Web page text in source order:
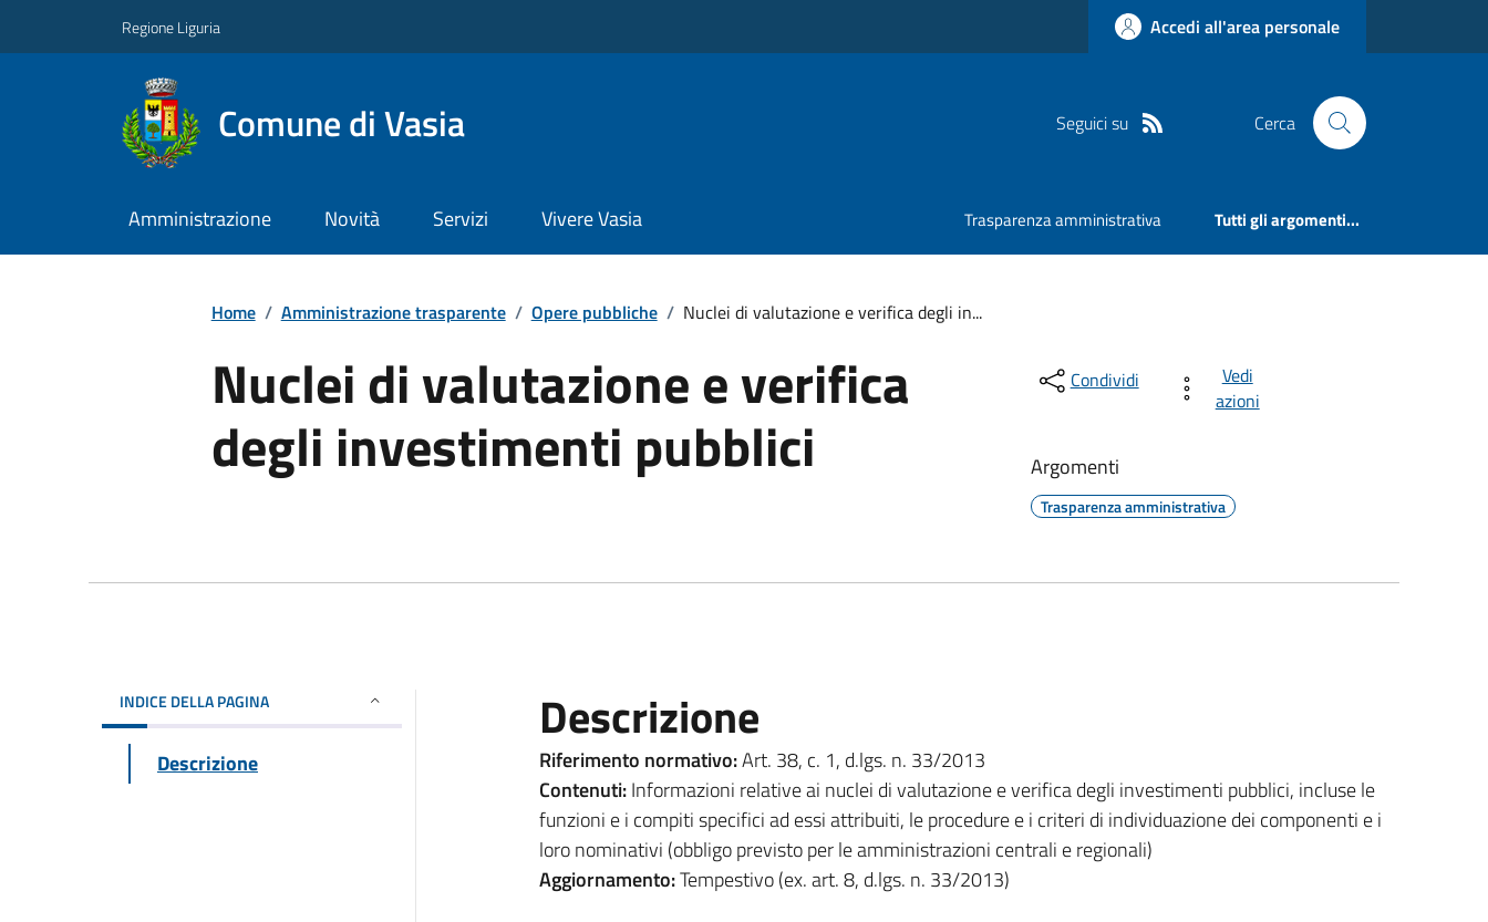
Regione Liguria Accedi all'area personale
Comune di Vasia Seguici su Cerca
Amministrazione Novità Servizi Vivere Vasia Trasparenza amministrativa Tutti gli argomenti...
Home / Amministrazione trasparente / Opere pubbliche / Nuclei di valutazione e verifica degli in...
Nuclei di valutazione e verifica
degli investimenti pubblici
Condividi
Vedi
azioni
Argomenti
Trasparenza amministrativa
INDICE DELLA PAGINA
Descrizione
Descrizione
Riferimento normativo:Art. 38, c. 1, d.lgs. n. 33/2013
Contenuti:Informazioni relative ai nuclei di valutazione e verifica degli investimenti pubblici, incluse le
funzioni e i compiti specifici ad essi attribuiti, le procedure e i criteri di individuazione dei componenti e i
loro nominativi (obbligo previsto per le amministrazioni centrali e regionali)
Aggiornamento:Tempestivo (ex. art. 8, d.lgs. n. 33/2013)